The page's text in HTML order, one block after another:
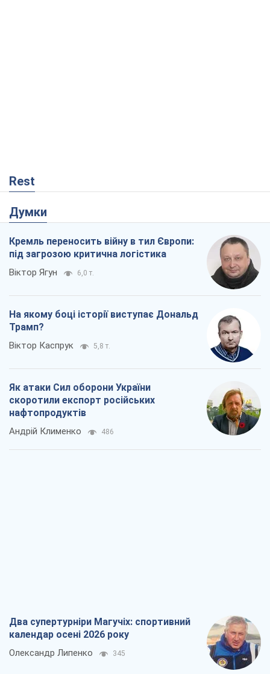
Rest
Думки
Кремль переносить війну в тил Європи:
під загрозою критична логістика
Віктор Ягун 6,0 т.
На якому боці історії виступає Дональд
Трамп?
Віктор Каспрук 5,8 т.
Як атаки Сил оборони України
скоротили експорт російських
нафтопродуктів
Андрій Клименко 486
Два супертурніри Магучіх: спортивний
календар осені 2026 року
Олександр Липенко 345